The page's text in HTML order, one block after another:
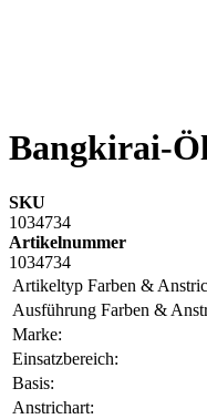
Bangkirai-
SKU
1034734
Artikelnummer
1034734
Artikeltyp Farben &
Ausführung Farben &
Marke:
Einsatzbereich:
Basis:
Anstrichart: